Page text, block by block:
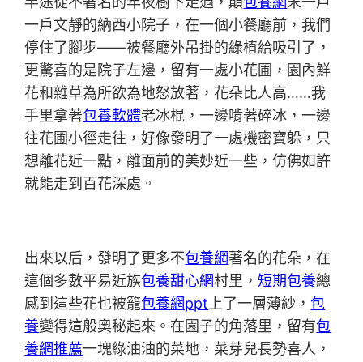
一戶文靜的納西小院子，在一個小餐廳前，我們
停住了腳步——被餐廳外吊掛的綠植給吸引了，
更驚喜的是院子左邊，留有一處小花圃，園內鮮
花和雜草為所欲為地怒放著，花朵比人高……我
手里拿著包養軟體老冰棍，一邊啃著碎冰，一邊
往花圃小徑走往，好像發明了一處機密寶躲，只
想離花近一點，離面前的美妙近一些，仿佛如許
就能走到百花深處。
出來以后，發明了更多不包養網著名的花朵，在
這個多數平易近族包養甜心網村里，短期包養總
感到這些花也被籠包養網ppt上了一層薄紗，包
養變得這般奧秘起來。在園子的角落里，留有包
養網推薦一塊綠油油的菜地，菜芽兒長勢喜人，